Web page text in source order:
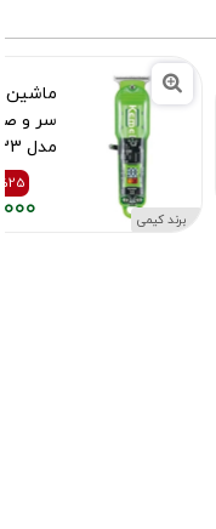
بود
برند کیمی
ماشین
سر و
مدل KM-1133
کد محصول